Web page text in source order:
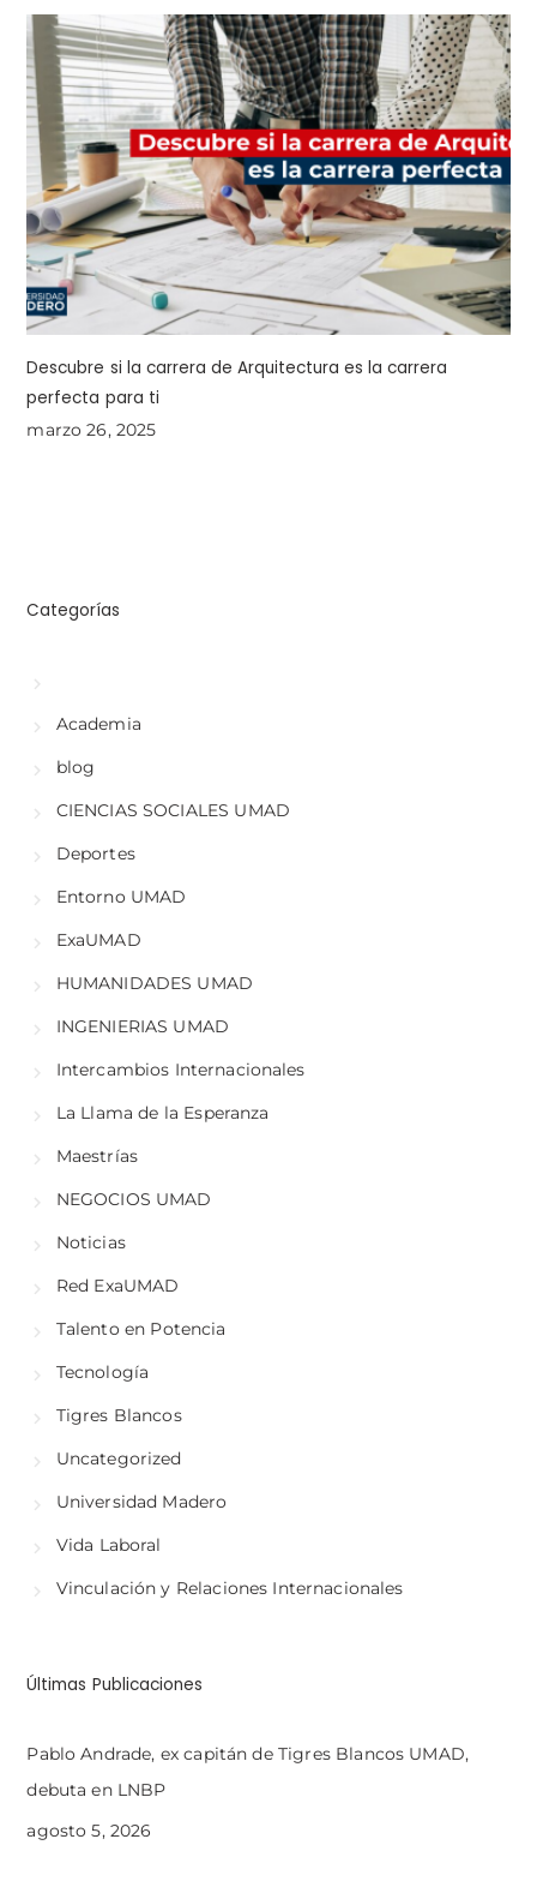
Descubre si la carrera de Arquitectura es la carrera
perfecta para ti
marzo 26, 2025
Categorías
Academia
blog
CIENCIAS SOCIALES UMAD
Deportes
Entorno UMAD
ExaUMAD
HUMANIDADES UMAD
INGENIERIAS UMAD
Intercambios Internacionales
La Llama de la Esperanza
Maestrías
NEGOCIOS UMAD
Noticias
Red ExaUMAD
Talento en Potencia
Tecnología
Tigres Blancos
Uncategorized
Universidad Madero
Vida Laboral
Vinculación y Relaciones Internacionales
Últimas Publicaciones
Pablo Andrade, ex capitán de Tigres Blancos UMAD,
debuta en LNBP
agosto 5, 2026